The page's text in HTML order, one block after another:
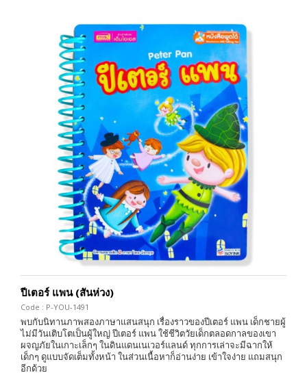
ปีเตอร์ แพน (สันห่วง)
Code : P-YOU-1491
พบกับนิทานภาพสองภาษาแสนสนุก เรื่องราวของปีเตอร์ แพน เด็กชายผู้
ไม่มีวันเติบโตเป็นผู้ใหญ่ ปีเตอร์ แพน ใช้ชีวิตวัยเด็กตลอดกาลของเขา
ผจญภัยในเกาะเล็กๆ ในดินแดนเนเวอร์แลนด์ ทุกการเล่าจะมีฉากให้
เด็กๆ ดูแบบจัดเต็มทั้งหน้า ในส่วนเนื้อหาก็อ่านง่าย เข้าใจง่าย แถมสนุก
อีกด้วย